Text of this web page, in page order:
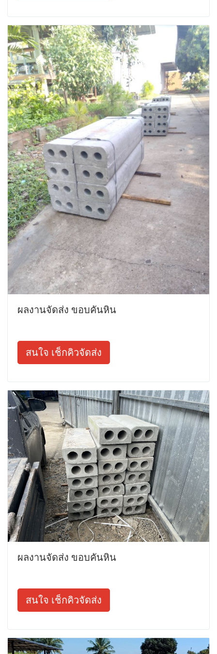
ผลงานจัดส่ง ขอบคันหิน
สนใจ เช็กคิวจัดส่ง
ผลงานจัดส่ง ขอบคันหิน
สนใจ เช็กคิวจัดส่ง